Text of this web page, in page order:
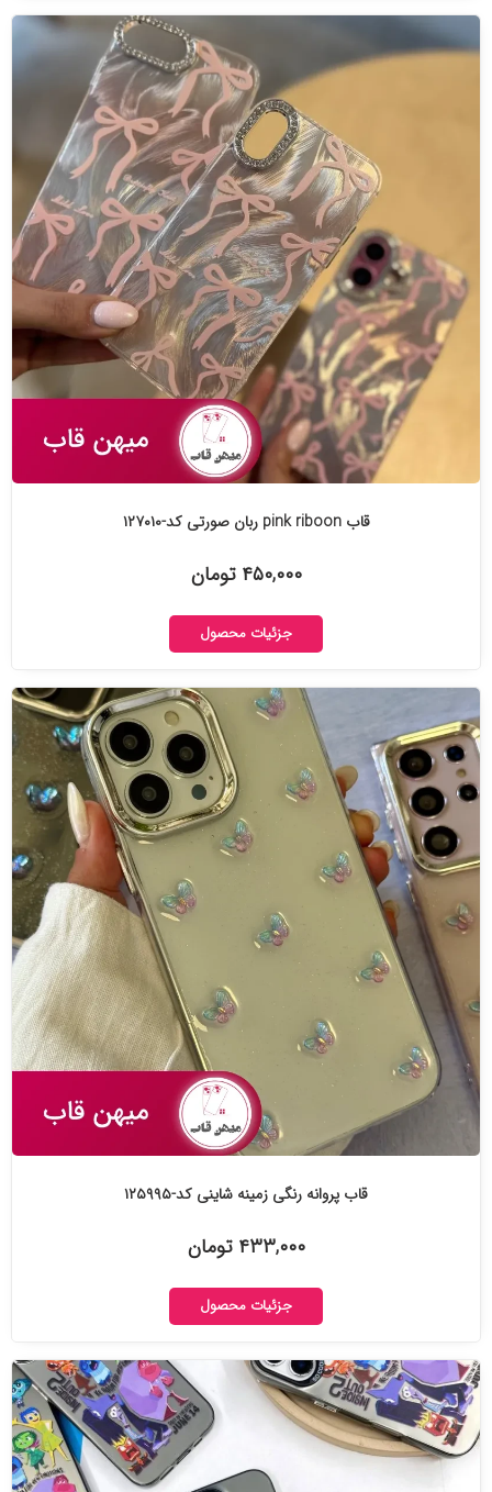
قاب pink riboon ربان صورتی کد-۱۲۷۰۱۰
۴۵۰,۰۰۰ تومان
جزئیات محصول
قاب پروانه رنگی زمینه شاینی کد-۱۲۵۹۹۵
۴۳۳,۰۰۰ تومان
جزئیات محصول